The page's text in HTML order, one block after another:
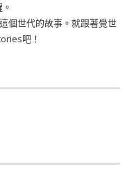
個世代的故事。就跟著覺世
吧！